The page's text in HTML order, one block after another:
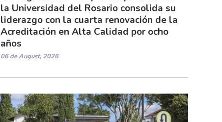
la Universidad del Rosario consolida su
liderazgo con la cuarta renovación de la
Acreditación en Alta Calidad por ocho
años
06 de August, 2026